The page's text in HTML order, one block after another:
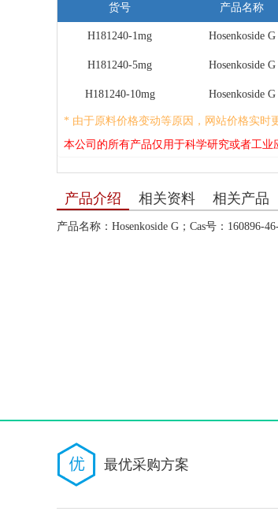
货号 产品名称
H181240-1mg Hosenkoside G
H181240-5mg Hosenkoside G
H181240-10mg Hosenkoside G
* 由于原料价格变动等原因，网站价格实时
本公司的所有产品仅用于科学研究或者工
产品介绍 相关资料 相关产品
产品名称：Hosenkoside G；Cas号：160896-
最优采购方案